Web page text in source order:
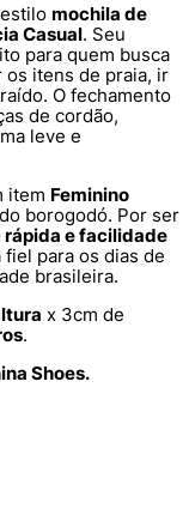
mochila de
Casual. Seu
para quem busca
os itens de praia, ir
O fechamento
de cordão,
leve e
item Feminino
borogodó. Por ser
rápida e facilidade
para os dias de
brasileira.
x 3cm de
.
Shoes.